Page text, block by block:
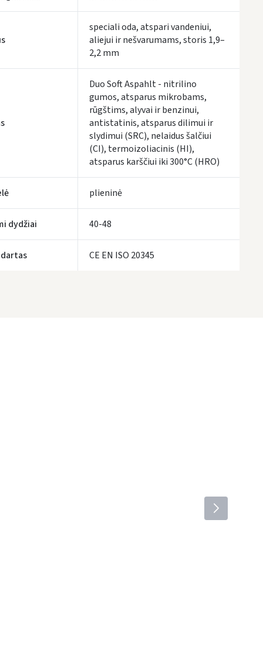
speciali oda, atspari vandeniui,
aliejui ir nešvarumams, storis 1,9–
2,2 mm
Duo Soft Aspahlt - nitrilino
gumos, atsparus mikrobams,
rūgštims, alyvai ir benzinui,
antistatinis, atsparus dilimui ir
slydimui (SRC), nelaidus šalčiui
(CI), termoizoliacinis (HI),
atsparus karščiui iki 300°C (HRO)
plieninė
dydžiai 40-48
CE EN ISO 20345